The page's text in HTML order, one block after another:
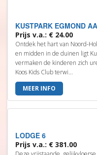
KUSTPARK EGMOND
Prijs v.a.: € 24.00
Ontdek het hart van Noord-
en midden in de duinen ligt
vermaken de kinderen zich
Koos Kids Club terwi...
MEER INFO
LODGE 6
Prijs v.a.: € 381.00